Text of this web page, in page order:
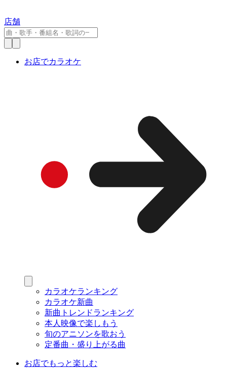
店舗
お店でカラオケ
カラオケランキング
カラオケ新曲
新曲トレンドランキング
本人映像で楽しもう
旬のアニソンを歌おう
定番曲・盛り上がる曲
お店でもっと楽しむ